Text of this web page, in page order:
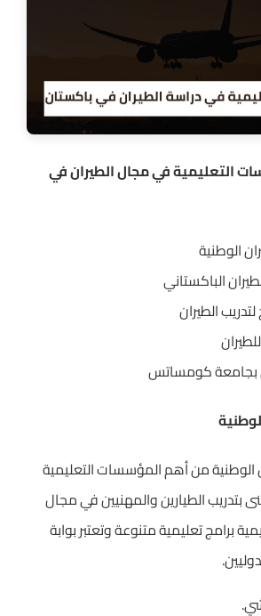
التعليمية في مجال الطيران في
الوطنية
الباكستاني
الطيران
بجامعة كومساتس
الوطنية من أهم المؤسسات التعليمية
بتدريب الطيارين والمهنيين في مجال
برامج تعليمية متنوعة وتعتبر بوابة